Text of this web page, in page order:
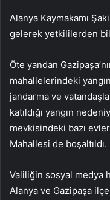
Alanya Kaymakamı
gelerek yetkililerden
Öte yandan
mahallelerindeki
jandarma ve
katıldığı yangın
mevkisindeki bazı evler
Mahallesi de boşaltıldı.
Valiliğin sosyal medya
Alanya ve Gazipaşa